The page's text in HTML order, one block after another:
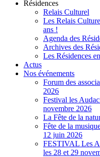
Résidences
Relais Culturel
Les Relais
ans !
Agenda des
Archives des
Les Résidences
Actus
Nos événements
Forum des
2026
Festival les
novembre 2026
La Fête de la
Fête de la
12 juin 2026
FESTIVAL Les
les 28 et 29